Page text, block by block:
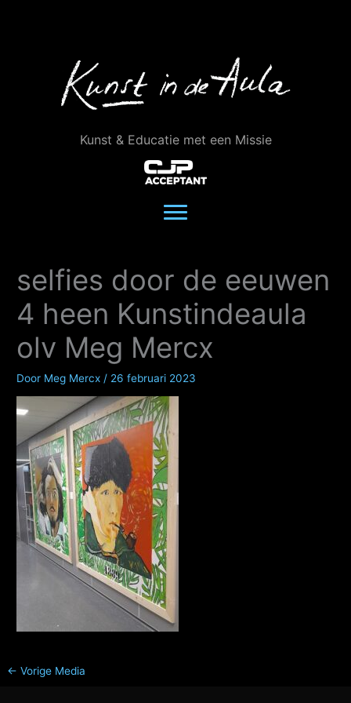
Kunst & Educatie met een Missie
selfies door de eeuwen
4 heen Kunstindeaula
olv Meg Mercx
Door Meg Mercx / 26 februari 2023
← Vorige Media